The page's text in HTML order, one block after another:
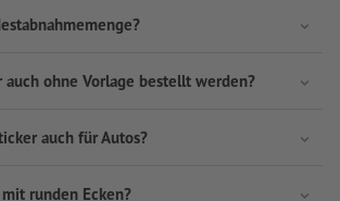
auch ohne Vorlage bestellt werden?
auch für Autos?
runden Ecken?